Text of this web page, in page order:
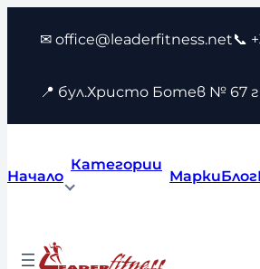
съдържанието
✉ office@leaderfitness.net📞
📍 бул.Христо Ботев № 67
Начало
Категории
МаркиБлог